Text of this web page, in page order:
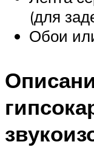
(для
Обои